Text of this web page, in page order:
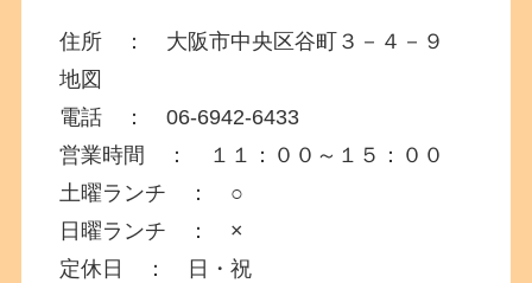
住所 ： 大阪市中央区谷町３－４－９
地図
電話 ： 06-6942-6433
営業時間 ： １１：００～１５：００
土曜ランチ ： ○
日曜ランチ ： ×
定休日 ： 日・祝